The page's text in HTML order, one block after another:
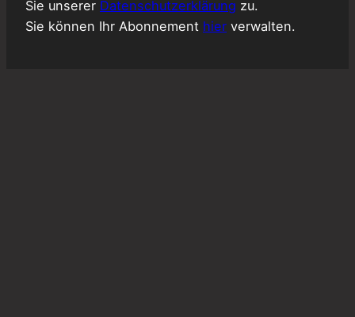
Sie unserer Datenschutzerklärung zu.
Sie können Ihr Abonnement hier verwalten.